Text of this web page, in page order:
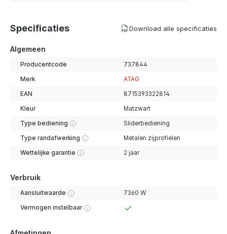
Specificaties Download alle specificaties
Algemeen
Producentcode 737844
Merk ATAG
EAN 8715393322814
Kleur Matzwart
Type bediening Sliderbediening
Type randafwerking Metalen zijprofielen
Wettelijke garantie 2 jaar
Verbruik
Aansluitwaarde 7360 W
Vermogen instelbaar